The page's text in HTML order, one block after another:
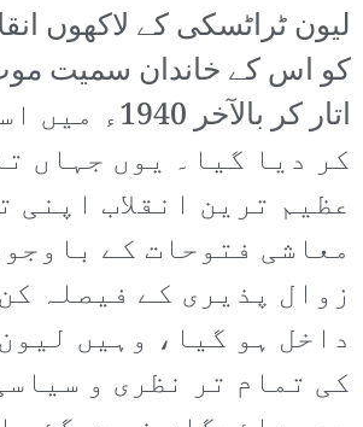
لیون ٹراٹسکی کے لاکھوں
کو اس کے خاندان سمیت
اتار کر
کر دیا گیا۔ یوں جہاں
عظیم ترین انقلاب اپنی
معاشی فتوحات کے
زوال پذیری کے فیصلہ
داخل ہو گیا، وہیں
کی تمام تر نظری و